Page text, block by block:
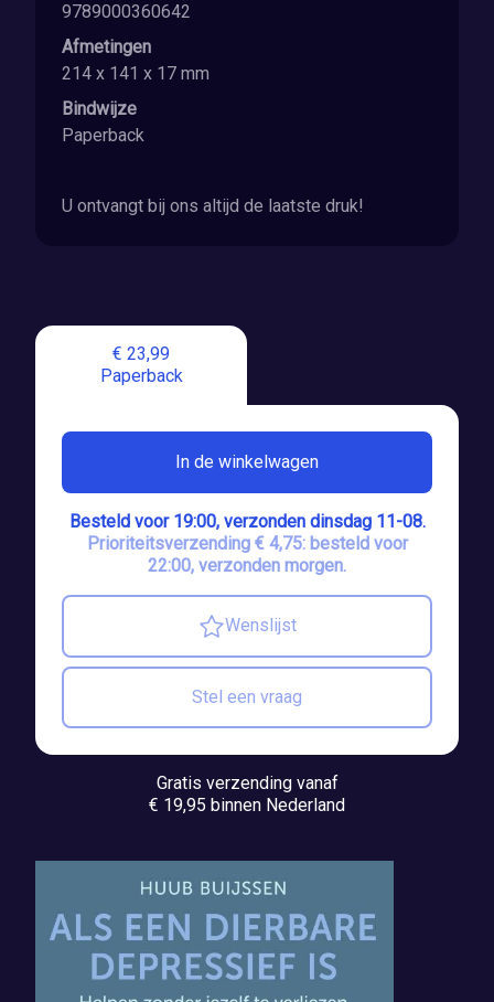
€ 23,99
Paperback
In de winkelwagen
Besteld voor 19:00, verzonden dinsdag 11-08.
Prioriteitsverzending € 4,75: besteld voor
22:00, verzonden morgen.
Wenslijst
Stel een vraag
Gratis verzending vanaf
€ 19,95 binnen Nederland
9789000360642
Afmetingen
214 x 141 x 17 mm
Bindwijze
Paperback
U ontvangt bij ons altijd de laatste druk!